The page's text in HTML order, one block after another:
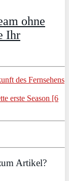
ohne
Ihr
des Fernsehens
erste Season [6
Artikel?